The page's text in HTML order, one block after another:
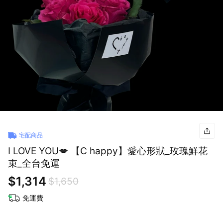
宅配商品
I LOVE YOU💋 【C happy】愛心形狀_玫瑰鮮花
束_全台免運
$1,314 $1,650
免運費